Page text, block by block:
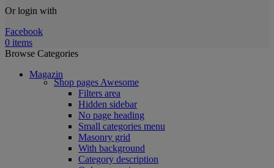
Or login with
Facebook
0 items
Browse Categories
Magazin
Shop pages Awesome
Filters area
Hidden sidebar
No page heading
Small categories menu
Masonry grid
With background
Category description